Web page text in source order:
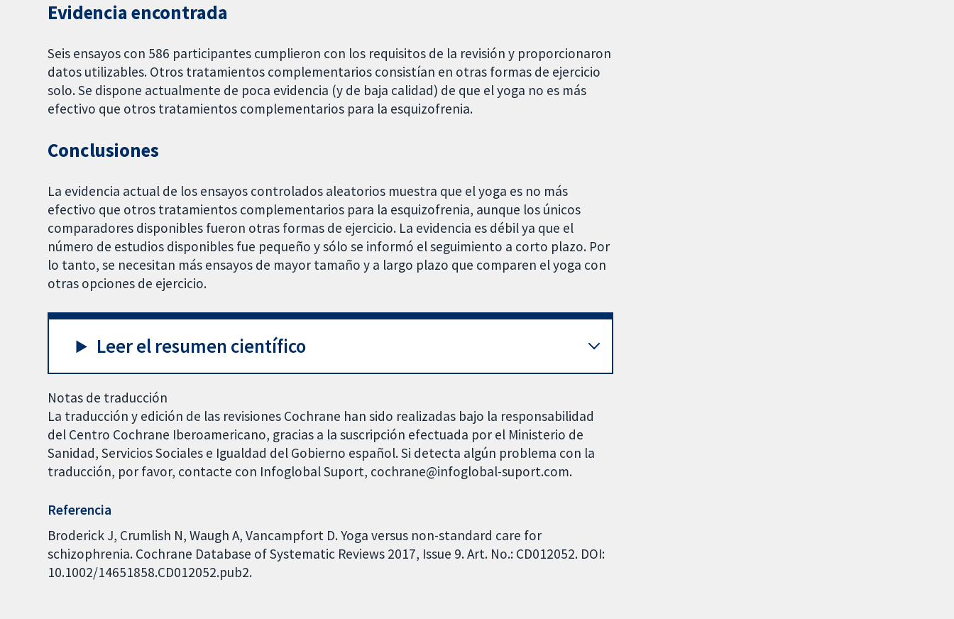
Evidencia encontrada
Seis ensayos con 586 participantes cumplieron con los requisitos de la revisión y proporcionaron
datos utilizables. Otros tratamientos complementarios consistían en otras formas de ejercicio
solo. Se dispone actualmente de poca evidencia (y de baja calidad) de que el yoga no es más
efectivo que otros tratamientos complementarios para la esquizofrenia.
Conclusiones
La evidencia actual de los ensayos controlados aleatorios muestra que el yoga es no más
efectivo que otros tratamientos complementarios para la esquizofrenia, aunque los únicos
comparadores disponibles fueron otras formas de ejercicio. La evidencia es débil ya que el
número de estudios disponibles fue pequeño y sólo se informó el seguimiento a corto plazo. Por
lo tanto, se necesitan más ensayos de mayor tamaño y a largo plazo que comparen el yoga con
otras opciones de ejercicio.
Leer el resumen científico
Notas de traducción
La traducción y edición de las revisiones Cochrane han sido realizadas bajo la responsabilidad
del Centro Cochrane Iberoamericano, gracias a la suscripción efectuada por el Ministerio de
Sanidad, Servicios Sociales e Igualdad del Gobierno español. Si detecta algún problema con la
traducción, por favor, contacte con Infoglobal Suport, cochrane@infoglobal-suport.com.
Referencia
Broderick J, Crumlish N, Waugh A, Vancampfort D. Yoga versus non-standard care for
schizophrenia. Cochrane Database of Systematic Reviews 2017, Issue 9. Art. No.: CD012052. DOI:
10.1002/14651858.CD012052.pub2.